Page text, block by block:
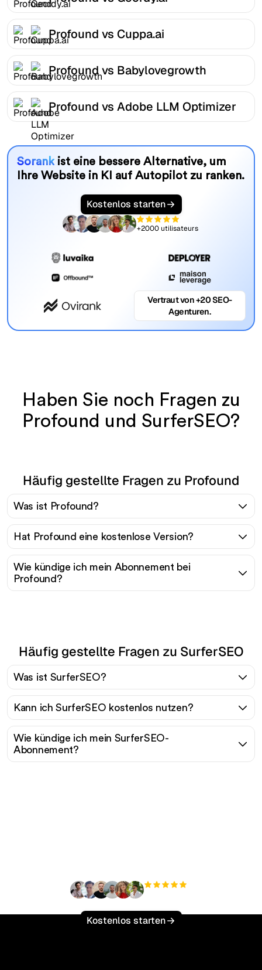
Profound vs Cuppa.ai
Profound vs Babylovegrowth
Profound vs Adobe LLM Optimizer
Sorankist eine bessere Alternative, um
Ihre Website in KI auf Autopilot zu ranken.
Kostenlos starten
+2000 utilisateurs
Vertraut von +20 SEO-
Agenturen.
Haben Sie noch Fragen zu
Profound und SurferSEO?
Häufig gestellte Fragen zu Profound
Was ist Profound?
Hat Profound eine kostenlose Version?
Wie kündige ich mein Abonnement bei
Profound?
Häufig gestellte Fragen zu SurferSEO
Was ist SurferSEO?
Kann ich SurferSEO kostenlos nutzen?
Wie kündige ich mein SurferSEO-
Abonnement?
Kostenlos starten